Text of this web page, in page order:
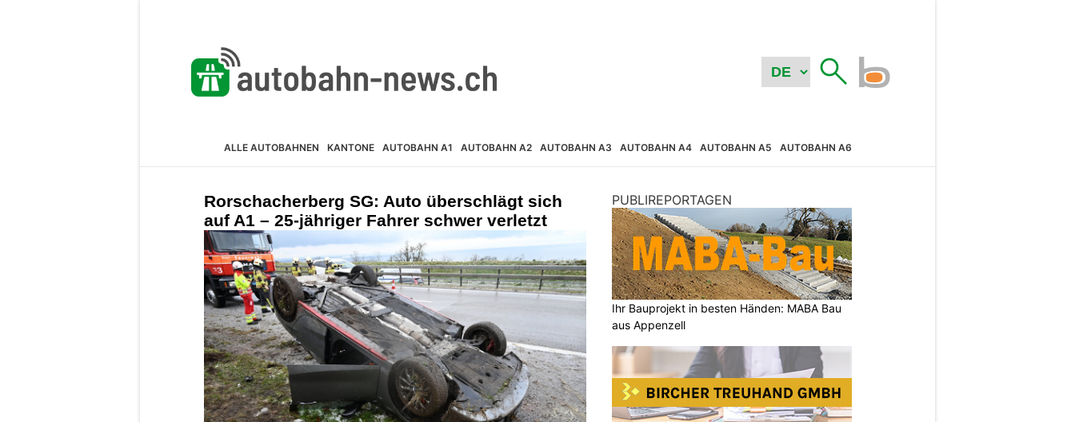
ALLE AUTOBAHNEN KANTONE AUTOBAHN A1 AUTOBAHN A2 AUTOBAHN A3 AUTOBAHN A4 AUTOBAHN A5 AUTOBAHN A6
Rorschacherberg SG: Auto überschlägt sich
auf A1 – 25-jähriger Fahrer schwer verletzt
PUBLIREPORTAGEN
Ihr Bauprojekt in besten Händen: MABA Bau
aus Appenzell